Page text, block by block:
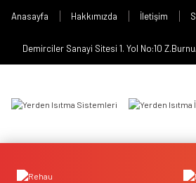
Anasayfa Hakkımızda İletişim
Demirciler Sanayi Sitesi 1. Yol No:10